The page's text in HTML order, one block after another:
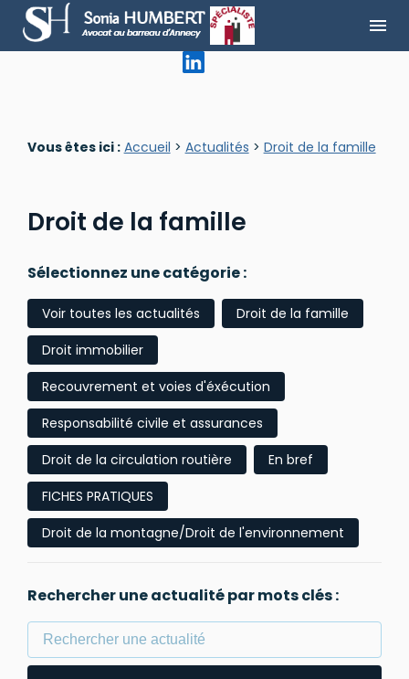
menu
Vous êtes ici : Accueil > Actualités > Droit de la famille
Droit de la famille
Sélectionnez une catégorie :
Voir toutes les actualités
Droit de la famille
Droit immobilier
Recouvrement et voies d'éxécution
Responsabilité civile et assurances
Droit de la circulation routière
En bref
FICHES PRATIQUES
Droit de la montagne/Droit de l'environnement
Rechercher une actualité par mots clés :
Panneau de gestion des cookies